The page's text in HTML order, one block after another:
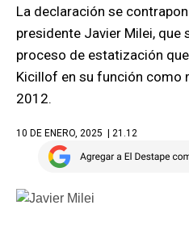
La declaración se
presidente Javier Milei, que
proceso de estatización
Kicillof en su función como
2012.
10 DE ENERO, 2025 | 21.12